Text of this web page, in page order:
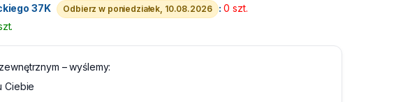
37K Odbierz w poniedziałek, 10.08.2026 : 0 szt.
– wyślemy:
Ciebie